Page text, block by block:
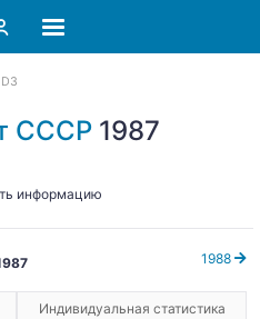
СССР 1987
информацию
1988
Индивидуальная статистика